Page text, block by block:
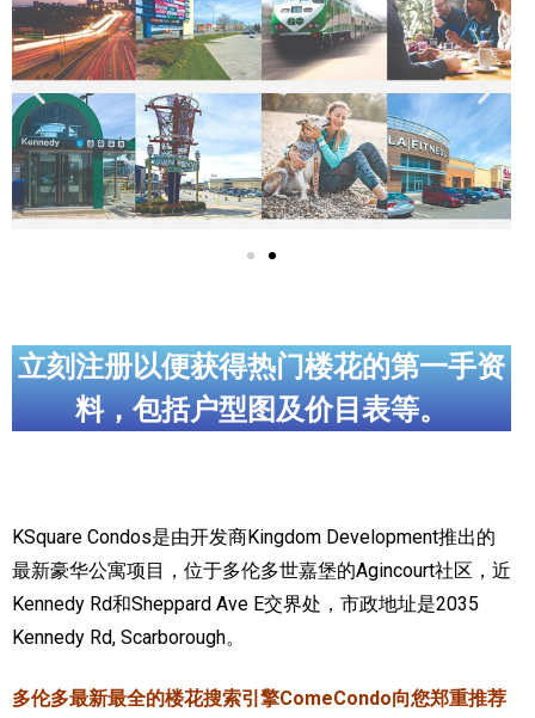
实用链接
加拿大房地产网站
大多伦多教育网站
大多伦多医疗机构
常用查询工具
地产杂谈
为什么移民加拿大
加拿大的历史文化
加拿大社会保险系统
定居安大略省
立刻注册以便获得热门楼花的第一手资
料，包括户型图及价目表等。
KSquare Condos是由开发商Kingdom Development推出的
最新豪华公寓项目，位于多伦多世嘉堡的Agincourt社区，近
Kennedy Rd和Sheppard Ave E交界处，市政地址是2035
Kennedy Rd, Scarborough。
多伦多最新最全的楼花搜索引擎ComeCondo向您郑重推荐